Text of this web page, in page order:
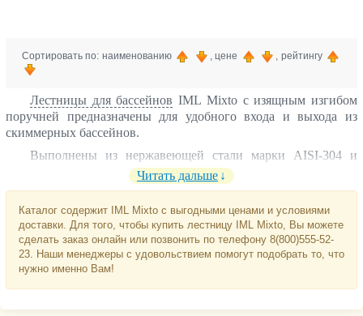
Сортировать по: наименованию , цене , рейтингу
Лестницы для бассейнов IML Mixto с изящным изгибом
поручней предназначены для удобного входа и выхода из
скиммерных бассейнов.
Выполнены из нержавеющей стали марки AISI-304 и
AISI-316, которая позволяет устанавливать лестницу в
бассейны с повышенной концентрацией соли в воде.
Два вида ступеней:
классические с рисунком;
Luxe со съемными резиновыми накладками.
Читать дальше
Каталог содержит IML Mixto с выгодными ценами и условиями
доставки. Для того, чтобы купить лестницу IML Mixto, Вы можете
сделать заказ онлайн или позвонить по телефону 8(800)555-52-
23. Наши менеджеры с удовольствием помогут подобрать то, что
нужно именно Вам!